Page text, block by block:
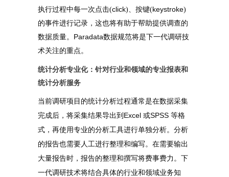
执行过程中每一次点击(click)、按键(keystroke)
的事件进行记录，这也将有助于帮助提供调查的
数据质量。 Paradata数据规范将是下一代调研技
术关注的重点。
统计分析专业化：针对行业和领域的专业报表和
统计分析服务
当前调研项目的统计分析过程通常是在数据采集
完成后，将采集结果导出到 Excel 或SPSS 等格
式，再使用专业的分析工具进行单独分析。分析
的报告也需要人工进行整理和编写。在需要输出
大量报告时，报告的整理和撰写将费事费力。下
一代调研技术将结合具体的行业和领域业务知